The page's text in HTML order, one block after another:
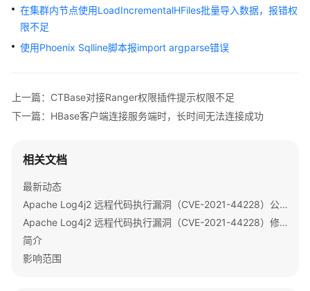
组
件
指
南
件
操
作
指
南
（普
在集群内节点使用LoadIncrementalHFiles批量导入数据，报错权
限不足
使用Phoenix Sqlline脚本报import argparse错误
上一篇：CTBase对接Ranger权限插件提示权限不足
下一篇：HBase客户端连接服务端时，长时间无法连接成功
相关文档
最新动态
Apache Log4j2 远程代码执行漏洞（CVE-2021-44228）公告
Apache Log4j2 远程代码执行漏洞（CVE-2021-44228）修复指导
简介
影响范围